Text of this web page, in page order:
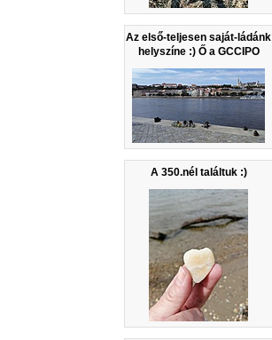
Az első-teljesen saját-ládánk
helyszíne :) Ő a GCCIPO
A 350.nél találtuk :)